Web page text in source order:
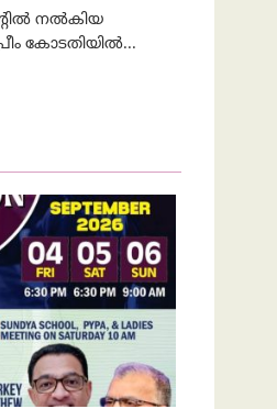
നൽകിയ
കോടതിയിൽ...